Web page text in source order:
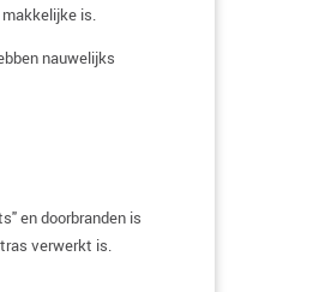
is.
nauwelijks
en doorbranden is
verwerkt is.